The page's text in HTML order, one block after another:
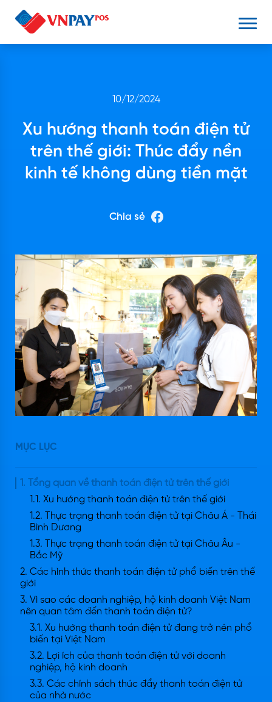
10/12/2024
Xu hướng thanh toán điện tử
trên thế giới: Thúc đẩy nền
kinh tế không dùng tiền mặt
Chia sẻ
MỤC LỤC
1. Tổng quan về thanh toán điện tử trên thế giới
1.1. Xu hướng thanh toán điện tử trên thế giới
1.2. Thực trạng thanh toán điện tử tại Châu Á - Thái
Bình Dương
1.3. Thực trạng thanh toán điện tử tại Châu Âu -
Bắc Mỹ
2. Các hình thức thanh toán điện tử phổ biến trên thế
giới
3. Vì sao các doanh nghiệp, hộ kinh doanh Việt Nam
nên quan tâm đến thanh toán điện tử?
3.1. Xu hướng thanh toán điện tử đang trở nên phổ
biến tại Việt Nam
3.2. Lợi ích của thanh toán điện tử với doanh
nghiệp, hộ kinh doanh
3.3. Các chính sách thúc đẩy thanh toán điện tử
của nhà nước